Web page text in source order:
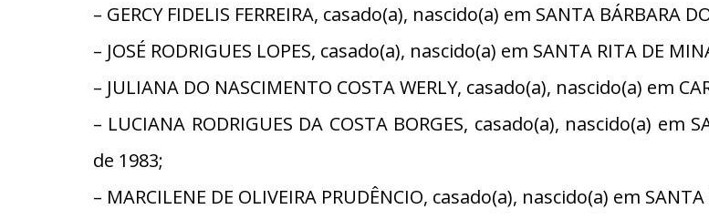
– GERCY FIDELIS FERREIRA, casado(a), nascido(a) em SANTA BÁRBARA
– JOSÉ RODRIGUES LOPES, casado(a), nascido(a) em SANTA RITA DE
– JULIANA DO NASCIMENTO COSTA WERLY, casado(a), nascido(a) em
– LUCIANA RODRIGUES DA COSTA BORGES, casado(a), nascido(a)
de 1983;
– MARCILENE DE OLIVEIRA PRUDÊNCIO, casado(a), nascido(a) em